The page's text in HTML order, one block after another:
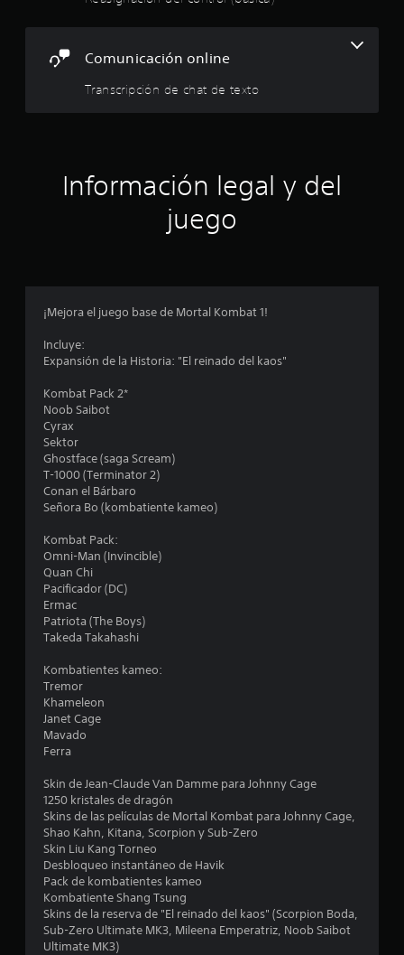
e
t
l
l
s
a
r
d
e
Comunicación online
Transcripción de chat de texto
Información legal y del
juego
¡Mejora el juego base de Mortal Kombat 1!
Incluye:
Expansión de la Historia: "El reinado del kaos"
Kombat Pack 2*
Noob Saibot
Cyrax
Sektor
Ghostface (saga Scream)
T-1000 (Terminator 2)
Conan el Bárbaro
Señora Bo (kombatiente kameo)
Kombat Pack:
Omni-Man (Invincible)
Quan Chi
Pacificador (DC)
Ermac
Patriota (The Boys)
Takeda Takahashi
Kombatientes kameo:
Tremor
Khameleon
Janet Cage
Mavado
Ferra
Skin de Jean-Claude Van Damme para Johnny Cage
1250 kristales de dragón
Skins de las películas de Mortal Kombat para Johnny Cage,
Shao Kahn, Kitana, Scorpion y Sub-Zero
Skin Liu Kang Torneo
Desbloqueo instantáneo de Havik
Pack de kombatientes kameo
Kombatiente Shang Tsung
Skins de la reserva de "El reinado del kaos" (Scorpion Boda,
Sub-Zero Ultimate MK3, Mileena Emperatriz, Noob Saibot
Ultimate MK3)